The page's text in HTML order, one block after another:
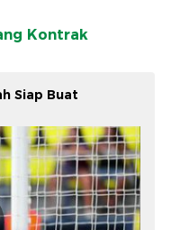
Kontrak
Siap Buat